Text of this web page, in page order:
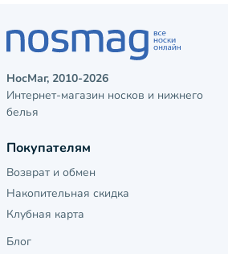
НосМаг, 2010-2026
Интернет-магазин носков и нижнего
белья
Покупателям
Возврат и обмен
Накопительная скидка
Клубная карта
Блог